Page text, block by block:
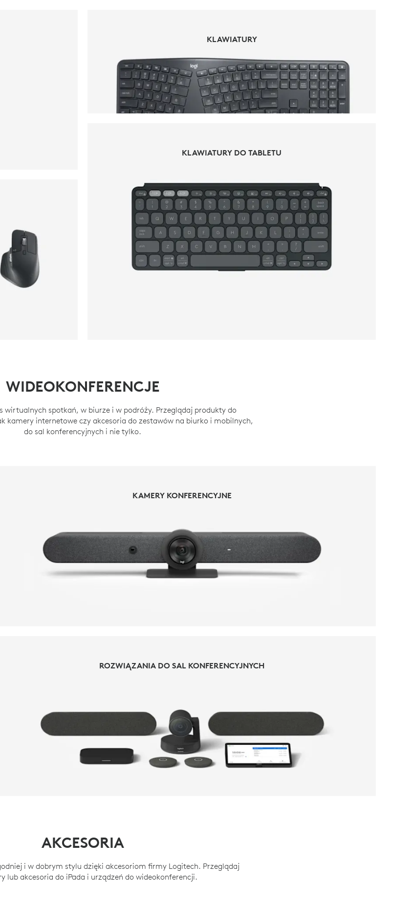
KLAWIATURY
KLAWIATURY
KLAWIATURY DO TABLETU
KLAWIATURY DO TABLETU
WIDEOKONFERENCJE
wirtualnych spotkań, w biurze i w podróży. Przeglądaj produkty do
kamery internetowe czy akcesoria do zestawów na biurko i mobilnych,
do sal konferencyjnych i nie tylko.
KAMERY KONFERENCYJNE
KAMERY KONFERENCYJNE
ROZWIĄZANIA DO SAL KONFERENCYJNYCH
AKCESORIA
i w dobrym stylu dzięki akcesoriom firmy Logitech. Przeglądaj
lub akcesoria do iPada i urządzeń do wideokonferencji.